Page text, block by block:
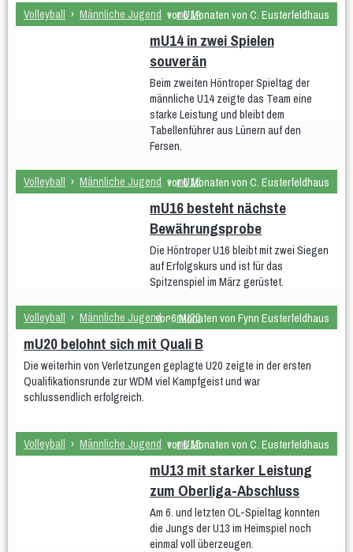
Volleyball › Männliche Jugend › mU14
vor 6 Monaten von C. Eusterfeldhaus
mU14 in zwei Spielen
souverän
Beim zweiten Höntroper Spieltag der
männliche U14 zeigte das Team eine
starke Leistung und bleibt dem
Tabellenführer aus Lünern auf den
Fersen.
Volleyball › Männliche Jugend › mU16
vor 6 Monaten von C. Eusterfeldhaus
mU16 besteht nächste
Bewährungsprobe
Die Höntroper U16 bleibt mit zwei Siegen
auf Erfolgskurs und ist für das
Spitzenspiel im März gerüstet.
Volleyball › Männliche Jugend › mU20
vor 6 Monaten von Fynn Eusterfeldhaus
mU20 belohnt sich mit Quali B
Die weiterhin von Verletzungen geplagte U20 zeigte in der ersten
Qualifikationsrunde zur WDM viel Kampfgeist und war
schlussendlich erfolgreich.
Volleyball › Männliche Jugend › mU13
vor 6 Monaten von C. Eusterfeldhaus
mU13 mit starker Leistung
zum Oberliga-Abschluss
Am 6. und letzten OL-Spieltag konnten
die Jungs der U13 im Heimspiel noch
einmal voll überzeugen.